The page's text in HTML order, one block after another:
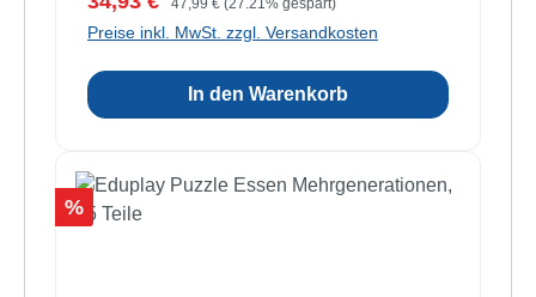
47,99 € (27.21% gespart)
Preise inkl. MwSt. zzgl. Versandkosten
In den Warenkorb
Rabatt
%